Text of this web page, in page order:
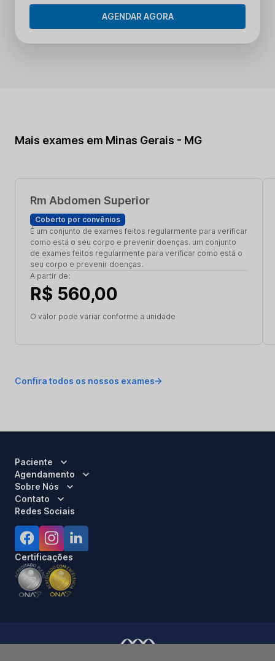
AGENDAR AGORA
Mais exames em Minas Gerais - MG
Rm Abdomen Superior
Coberto por convênios
É um conjunto de exames feitos regularmente para verificar
como está o seu corpo e prevenir doenças. um conjunto
de exames feitos regularmente para verificar como está o
seu corpo e prevenir doenças.
A partir de:
R$ 560,00
O valor pode variar conforme a unidade
Confira todos os nossos exames
Paciente
Agendamento
Sobre Nós
Contato
Redes Sociais
Certificações